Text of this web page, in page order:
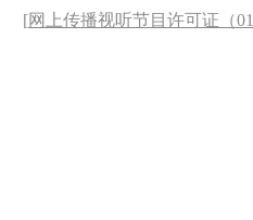
[网上传播视听节目许可证（